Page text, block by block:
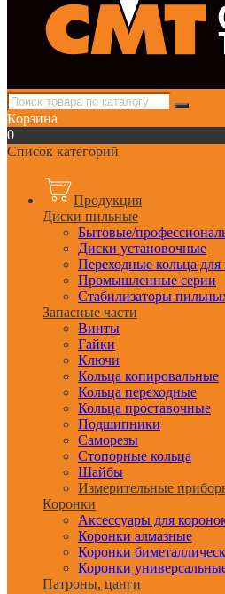
Корзина
0
Список категорий
Продукция
Диски пильные
Бытовые/
Диски установочные
Переходные кольца
Промышленные серии
Стабилизаторы
Запасные части
Винты
Гайки
Ключи
Кольца копировальные
Кольца переходные
Кольца проставочные
Подшипники
Саморезы
Стопорные кольца
Шайбы
Измерительные
Коронки
Аксессуары для
Коронки алмазные
Коронки
Коронки
Патроны, цанги